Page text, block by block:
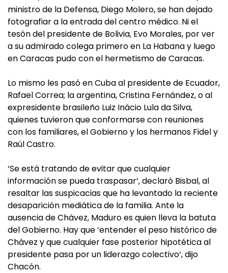
ministro de la Defensa, Diego Molero, se han dejado
fotografiar a la entrada del centro médico. Ni el
tesón del presidente de Bolivia, Evo Morales, por ver
a su admirado colega primero en La Habana y luego
en Caracas pudo con el hermetismo de Caracas.
Lo mismo les pasó en Cuba al presidente de Ecuador,
Rafael Correa; la argentina, Cristina Fernández, o al
expresidente brasileño Luiz Inácio Lula da Silva,
quienes tuvieron que conformarse con reuniones
con los familiares, el Gobierno y los hermanos Fidel y
Raúl Castro.
‘Se está tratando de evitar que cualquier
información se pueda traspasar‘, declaró Bisbal, al
resaltar las suspicacias que ha levantado la reciente
desaparición mediática de la familia. Ante la
ausencia de Chávez, Maduro es quien lleva la batuta
del Gobierno. Hay que ‘entender el peso histórico de
Chávez y que cualquier fase posterior hipotética al
presidente pasa por un liderazgo colectivo‘, dijo
Chacón.